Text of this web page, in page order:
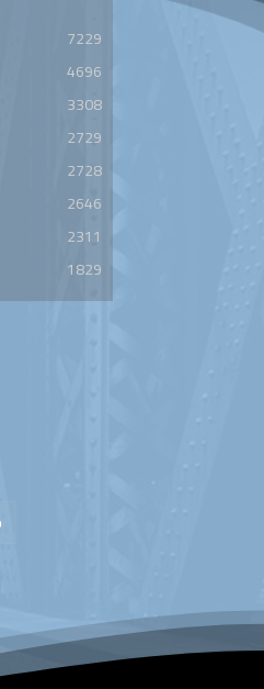
7229
4696
3308
2729
2728
2646
2311
1829